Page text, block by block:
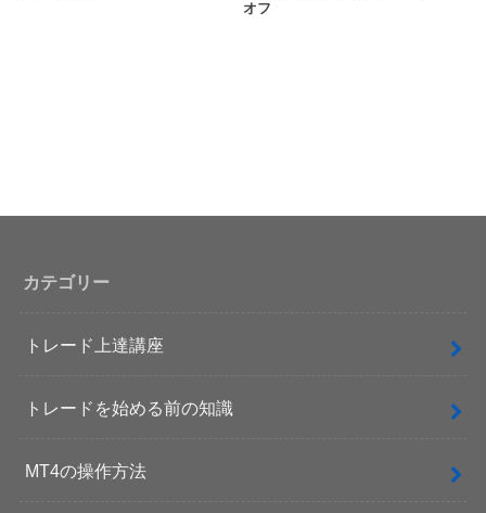
オフ
カテゴリー
トレード上達講座
トレードを始める前の知識
MT4の操作方法